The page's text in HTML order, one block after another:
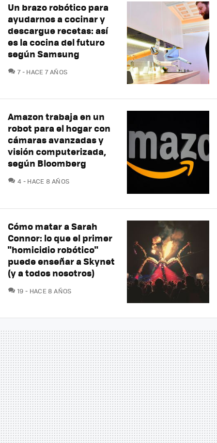
Un brazo robótico para
ayudarnos a cocinar y
descargue recetas: así
es la cocina del futuro
según Samsung
7COMENTARIOS
HACE 7 AÑOS
Amazon trabaja en un
robot para el hogar con
cámaras avanzadas y
visión computerizada,
según Bloomberg
4 COMENTARIOS
HACE 8 AÑOS
Cómo matar a Sarah
Connor: lo que el primer
"homicidio robótico"
puede enseñar a Skynet
(y a todos nosotros)
19 COMENTARIOS
HACE 8 AÑOS